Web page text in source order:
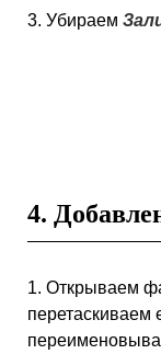
3. Убираем
4.
1. Открываем
перетаскиваем